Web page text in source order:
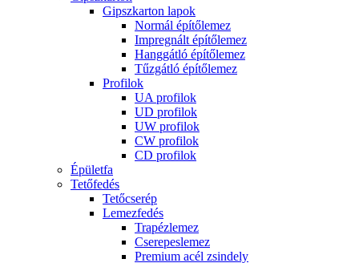
Gipszkarton lapok
Normál építőlemez
Impregnált építőlemez
Hanggátló építőlemez
Tűzgátló építőlemez
Profilok
UA profilok
UD profilok
UW profilok
CW profilok
CD profilok
Épületfa
Tetőfedés
Tetőcserép
Lemezfedés
Trapézlemez
Cserepeslemez
Premium acél zsindely